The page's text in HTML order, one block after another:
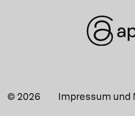
© 2026 Impressum und